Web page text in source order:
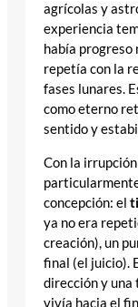
agrícolas y
experiencia
había
repetía con la
fases lunares.
como eterno
sentido y
Con la
concepción: el
ya no era
creación), un
final (el juicio).
dirección y una
vivía hacia el